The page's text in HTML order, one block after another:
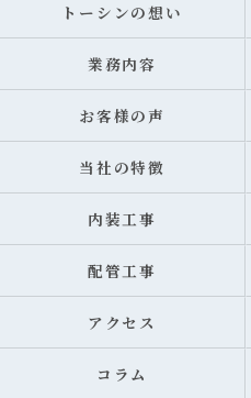
トーシンの想い
業務内容
お客様の声
当社の特徴
内装工事
配管工事
アクセス
コラム